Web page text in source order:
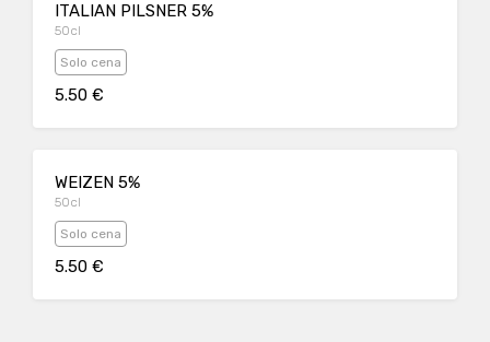
ITALIAN PILSNER 5%
50cl
Solo cena
5.50 €
WEIZEN 5%
50cl
Solo cena
5.50 €